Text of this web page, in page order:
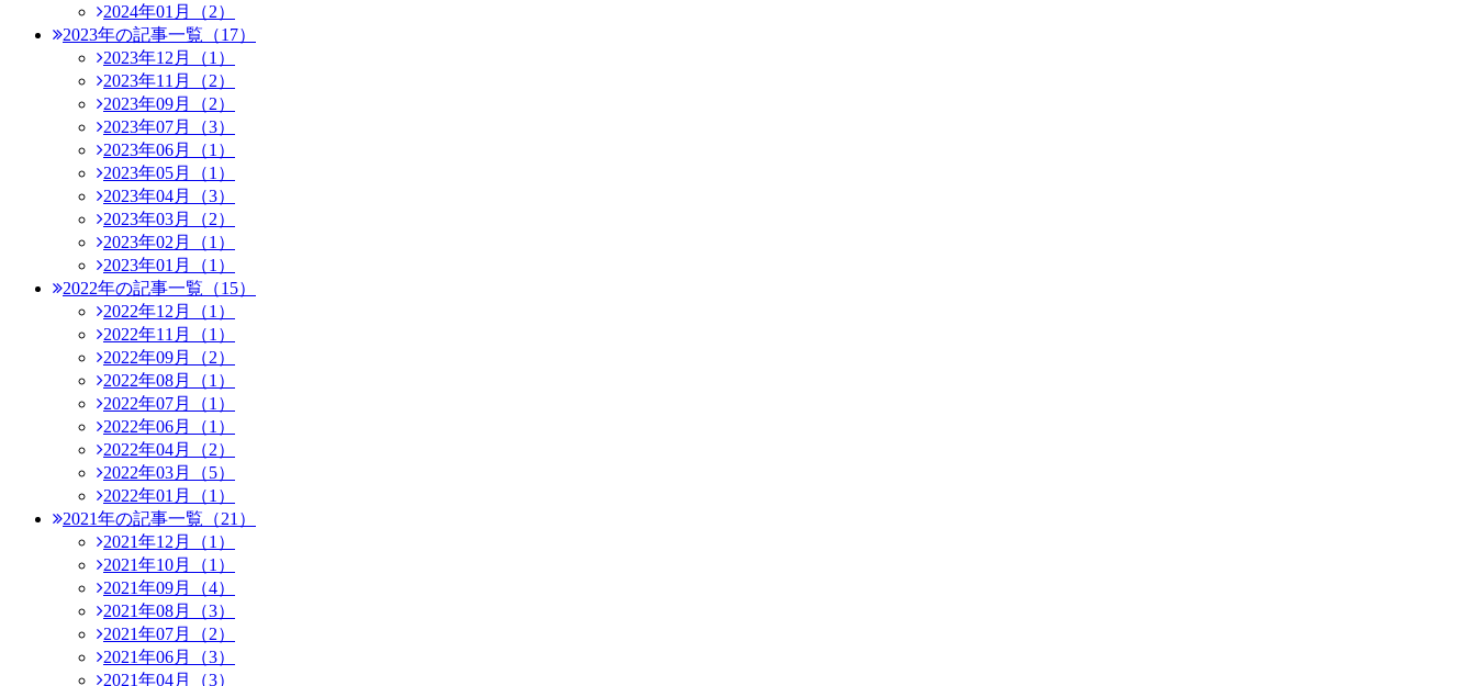
2024年01月（2）
2023年の記事一覧（17）
2023年12月（1）
2023年11月（2）
2023年09月（2）
2023年07月（3）
2023年06月（1）
2023年05月（1）
2023年04月（3）
2023年03月（2）
2023年02月（1）
2023年01月（1）
2022年の記事一覧（15）
2022年12月（1）
2022年11月（1）
2022年09月（2）
2022年08月（1）
2022年07月（1）
2022年06月（1）
2022年04月（2）
2022年03月（5）
2022年01月（1）
2021年の記事一覧（21）
2021年12月（1）
2021年10月（1）
2021年09月（4）
2021年08月（3）
2021年07月（2）
2021年06月（3）
2021年04月（3）